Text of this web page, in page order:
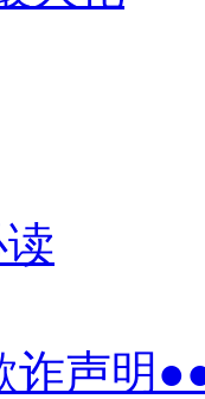
诈声明